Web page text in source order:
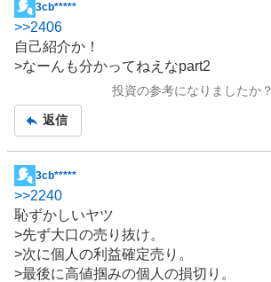
掲
示
板
記
3cb*****
>>2406
自己紹介か！
>なーんも分かってねえなpart2
投資の参考になりましたか？
返信
掲
示
板
記
事
3cb*****
>>2240
恥ずかしいヤツ
>先ず大口の売り抜け。
>次に個人の利益確定売り。
>最後に高値掴みの個人の損切り。